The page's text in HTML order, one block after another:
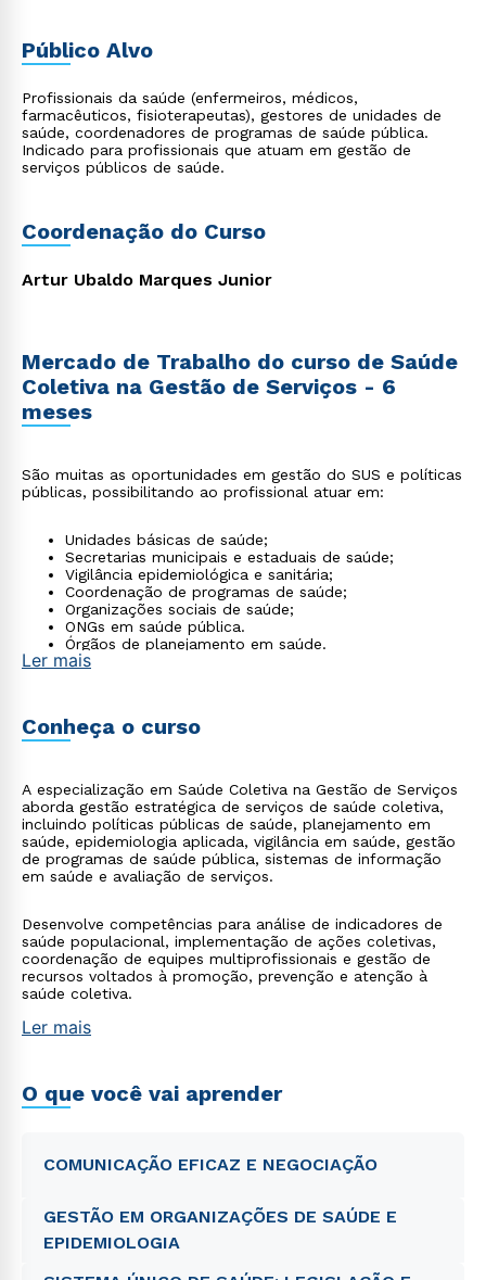
Público Alvo
Profissionais da saúde (enfermeiros, médicos,
farmacêuticos, fisioterapeutas), gestores de unidades de
saúde, coordenadores de programas de saúde pública.
Indicado para profissionais que atuam em gestão de
serviços públicos de saúde.
Coordenação do Curso
Artur Ubaldo Marques Junior
Mercado de Trabalho do curso de Saúde
Coletiva na Gestão de Serviços - 6
meses
São muitas as oportunidades em gestão do SUS e políticas
públicas, possibilitando ao profissional atuar em:
Unidades básicas de saúde;
Secretarias municipais e estaduais de saúde;
Vigilância epidemiológica e sanitária;
Coordenação de programas de saúde;
Organizações sociais de saúde;
ONGs em saúde pública.
Órgãos de planejamento em saúde.
Ler mais
Conheça o curso
A especialização em Saúde Coletiva na Gestão de Serviços
aborda gestão estratégica de serviços de saúde coletiva,
incluindo políticas públicas de saúde, planejamento em
saúde, epidemiologia aplicada, vigilância em saúde, gestão
de programas de saúde pública, sistemas de informação
em saúde e avaliação de serviços.
Desenvolve competências para análise de indicadores de
saúde populacional, implementação de ações coletivas,
coordenação de equipes multiprofissionais e gestão de
recursos voltados à promoção, prevenção e atenção à
saúde coletiva.
Ler mais
O que você vai aprender
COMUNICAÇÃO EFICAZ E NEGOCIAÇÃO
GESTÃO EM ORGANIZAÇÕES DE SAÚDE E
EPIDEMIOLOGIA